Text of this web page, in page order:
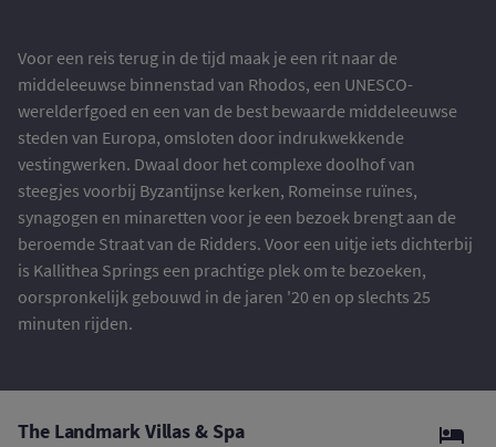
Voor een reis terug in de tijd maak je een rit naar de
middeleeuwse binnenstad van Rhodos, een UNESCO-
werelderfgoed en een van de best bewaarde middeleeuwse
steden van Europa, omsloten door indrukwekkende
vestingwerken. Dwaal door het complexe doolhof van
steegjes voorbij Byzantijnse kerken, Romeinse ruïnes,
synagogen en minaretten voor je een bezoek brengt aan de
beroemde Straat van de Ridders. Voor een uitje iets dichterbij
is Kallithea Springs een prachtige plek om te bezoeken,
oorspronkelijk gebouwd in de jaren '20 en op slechts 25
minuten rijden.
The Landmark Villas & Spa